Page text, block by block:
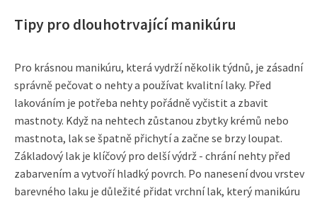
Tipy pro dlouhotrvající manikúru
Pro krásnou manikúru, která vydrží několik týdnů, je zásadní
správně pečovat o nehty a používat kvalitní laky. Před
lakováním je potřeba nehty pořádně vyčistit a zbavit
mastnoty. Když na nehtech zůstanou zbytky krémů nebo
mastnota, lak se špatně přichytí a začne se brzy loupat.
Základový lak je klíčový pro delší výdrž - chrání nehty před
zabarvením a vytvoří hladký povrch. Po nanesení dvou vrstev
barevného laku je důležité přidat vrchní lak, který manikúru